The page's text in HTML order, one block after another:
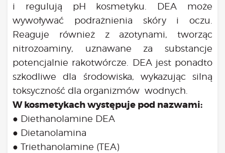
i regulują pH kosmetyku. DEA może
wywoływać podrażnienia skóry i oczu.
Reaguje również z azotynami, tworząc
nitrozoaminy, uznawane za substancje
potencjalnie rakotwórcze. DEA jest ponadto
szkodliwe dla środowiska, wykazując silną
toksyczność dla organizmów wodnych.
W kosmetykach występuje pod nazwami:
● Diethanolamine DEA
● Dietanolamina
● Triethanolamine (TEA)